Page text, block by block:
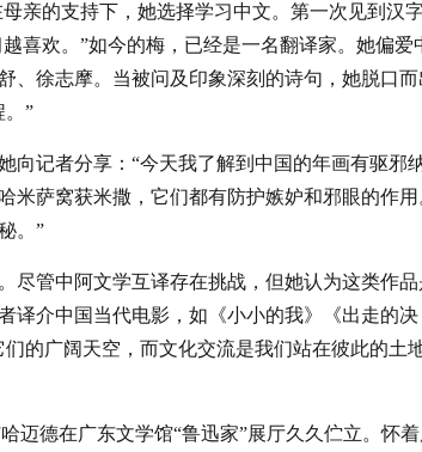
亲的支持下，她选择学习中文。第一次见到汉
喜欢。”如今的梅，已经是一名翻译家。她偏爱
、徐志摩。当被问及印象深刻的诗句，她脱口
。”
向记者分享：“今天我了解到中国的年画有驱邪
米萨窝获米撒，它们都有防护嫉妒和邪眼的作
。”
尽管中阿文学互译存在挑战，但她认为这类作
译介中国当代电影，如《小小的我》《出走的决
的广阔天空，而文化交流是我们站在彼此的土
迈德在广东文学馆“鲁迅家”展厅久久伫立。怀